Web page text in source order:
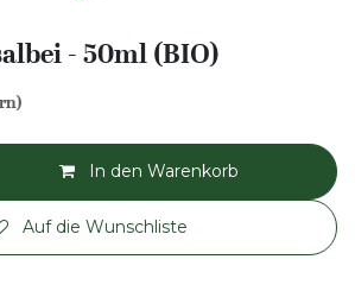
- 50ml (BIO)
In den Warenkorb
Auf die Wunschliste